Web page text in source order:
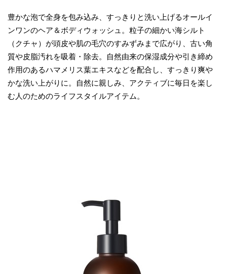
豊かな泡で全身を包み込み、すっきりと洗い上げるオールイ
ンワンのヘア＆ボディウォッシュ。粒子の細かい海シルト
（クチャ）が頭皮や肌の毛穴のすみずみまで広がり、古い角
質や皮脂汚れを吸着・除去。自然由来の保湿成分や引き締め
作用のあるハマメリス葉エキスなどを配合し、すっきり爽や
かな洗い上がりに。自然に親しみ、アクティブに毎日を楽し
む人のためのライフスタイルアイテム。